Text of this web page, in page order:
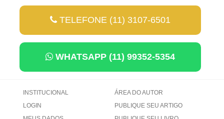
TELEFONE (11) 3107-6501
WHATSAPP (11) 99352-5354
INSTITUCIONAL
LOGIN
ÁREA DO AUTOR
PUBLIQUE SEU ARTIGO